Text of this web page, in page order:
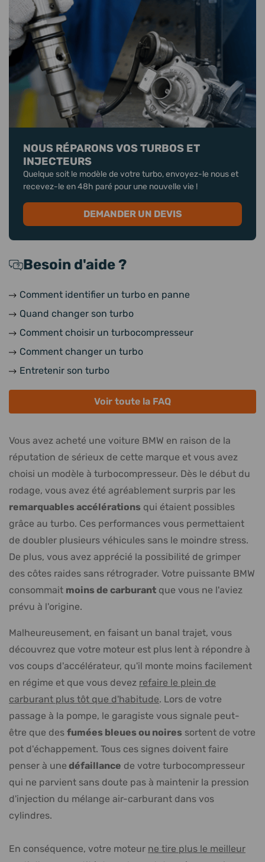
NOUS RÉPARONS VOS TURBOS ET
INJECTEURS
Quelque soit le modèle de votre turbo, envoyez-le nous et
recevez-le en 48h paré pour une nouvelle vie !
DEMANDER UN DEVIS
Besoin d'aide ?
Comment identifier un turbo en panne
Quand changer son turbo
Comment choisir un turbocompresseur
Comment changer un turbo
Entretenir son turbo
Voir toute la FAQ
Vous avez acheté une voiture BMW en raison de la
réputation de sérieux de cette marque et vous avez
choisi un modèle à turbocompresseur. Dès le début du
rodage, vous avez été agréablement surpris par les
remarquables accélérations qui étaient possibles
grâce au turbo. Ces performances vous permettaient
de doubler plusieurs véhicules sans le moindre stress.
De plus, vous avez apprécié la possibilité de grimper
des côtes raides sans rétrograder. Votre puissante BMW
consommait moins de carburant que vous ne l'aviez
prévu à l'origine.
Malheureusement, en faisant un banal trajet, vous
découvrez que votre moteur est plus lent à répondre à
vos coups d'accélérateur, qu'il monte moins facilement
en régime et que vous devez refaire le plein de
carburant plus tôt que d'habitude. Lors de votre
passage à la pompe, le garagiste vous signale peut-
être que des fumées bleues ou noires sortent de votre
pot d'échappement. Tous ces signes doivent faire
penser à une défaillance de votre turbocompresseur
qui ne parvient sans doute pas à maintenir la pression
d'injection du mélange air-carburant dans vos
cylindres.
En conséquence, votre moteur ne tire plus le meilleur